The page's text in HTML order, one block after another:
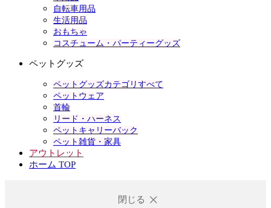
自転車用品
生活用品
おもちゃ
コスチューム・パーティーグッズ
ペットグッズ
ペットグッズカテゴリすべて
ペットウェア
首輪
リード・ハーネス
ペットキャリーバック
ペット雑貨・家具
アウトレット
ホーム TOP
閉じる